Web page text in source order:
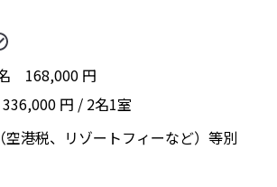
168,000 円
336,000 円 / 2名1室
港税、リゾートフィーなど）等別